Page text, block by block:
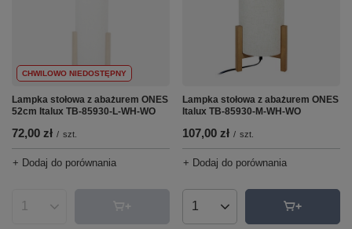
CHWILOWO NIEDOSTĘPNY
Lampka stołowa z abażurem ONES
52cm Italux TB-85930-L-WH-WO
72,00 zł / szt.
+ Dodaj do porównania
Ilość produktów
Lampka stołowa z abażurem ONES
Italux TB-85930-M-WH-WO
107,00 zł / szt.
+ Dodaj do porównania
Ilość produktów